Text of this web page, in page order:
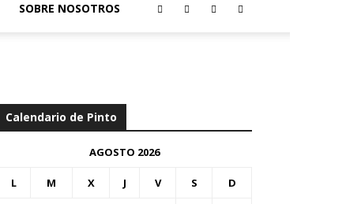
SOBRE NOSOTROS
Calendario de Pinto
AGOSTO 2026
L M X J V S D